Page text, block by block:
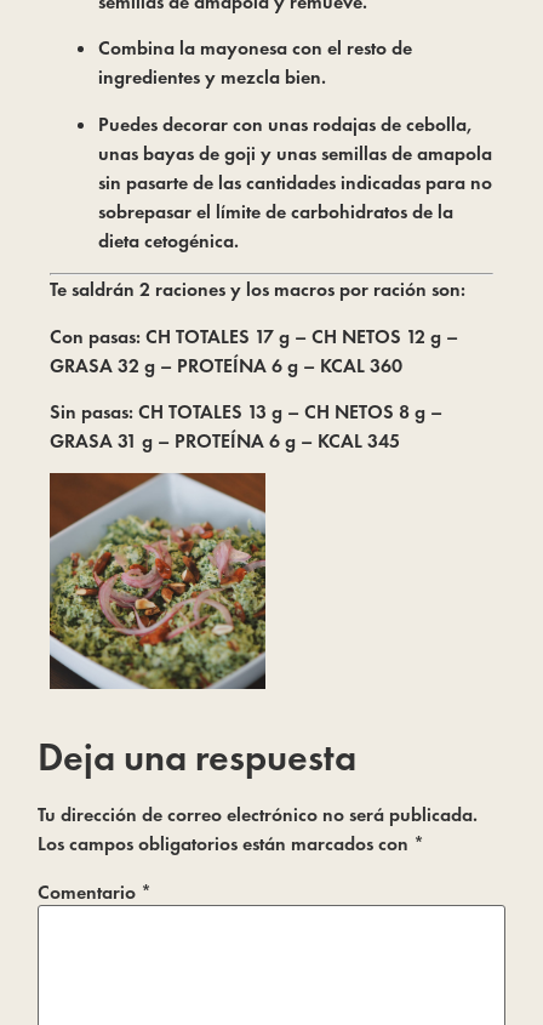
Combina la mayonesa con el resto de
ingredientes y mezcla bien.
Puedes decorar con unas rodajas de cebolla,
unas bayas de goji y unas semillas de amapola
sin pasarte de las cantidades indicadas para no
sobrepasar el límite de carbohidratos de la
dieta cetogénica.
Te saldrán 2 raciones y los macros por ración son:
Con pasas: CH TOTALES 17 g – CH NETOS 12 g –
GRASA 32 g – PROTEÍNA 6 g – KCAL 360
Sin pasas: CH TOTALES 13 g – CH NETOS 8 g –
GRASA 31 g – PROTEÍNA 6 g – KCAL 345
Deja una respuesta
Tu dirección de correo electrónico no será publicada.
Los campos obligatorios están marcados con *
Comentario *